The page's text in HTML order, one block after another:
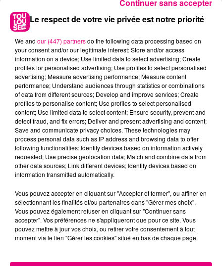
Cancer Lion Vierge
Balance Scorpion Sagittaire
Capricorne Verseau Poissons
Le respect de votre vie privée est notre priorité
We and our (447) partnersdo the following data processing based on
your consent and/or our legitimate interest: Store and/or access
information on a device; Use limited data to select advertising; Create
profiles for personalised advertising; Use profiles to select personalised
advertising; Measure advertising performance; Measure content
performance; Understand audiences through statistics or combinations
of data from different sources; Develop and improve services; Create
profiles to personalise content; Use profiles to select personalised
content; Use limited data to select content; Ensure security, prevent and
detect fraud, and fix errors; Deliver and present advertising and content;
Save and communicate privacy choices. These technologies may
process personal data such as IP address and browsing data to offer
following functionalities: Identify devices based on information actively
requested; Use precise geolocation data; Match and combine data from
other data sources; Link different devices; Identify devices based on
information transmitted automatically.
Vous pouvez accepter en cliquant sur "Accepter et fermer", ou affiner en
sélectionnant les finalités et/ou partenaires dans "Gérer mes choix".
Vous pouvez également refuser en cliquant sur "Continuer sans
accepter". Vos préférences ne s'appliqueront que pour ce site. Vous
pouvez mettre à jour vos choix, ou retirer votre consentement à tout
moment via le lien "Gérer les cookies" situé en bas de chaque page.
Continuer sans accepter